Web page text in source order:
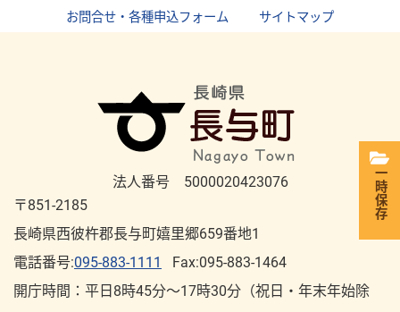
お問合せ・各種申込フォーム
サイトマップ
法人番号 5000020423076
〒851-2185
長崎県西彼杵郡長与町嬉里郷659番地1
電話番号:095-883-1111
Fax:095-883-1464
開庁時間：平⽇8時45分～17時30分（祝⽇・年末年始除
一時保存